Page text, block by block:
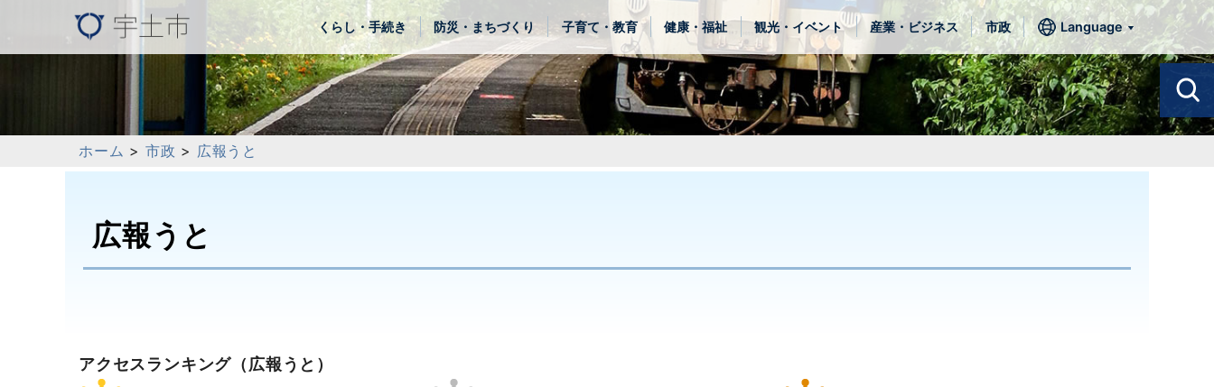
くらし・手続き 防災・まちづくり 子育て・教育 健康・福祉 観光・イベント 産業・ビジネス 市政 Language
ホーム > 市政 > 広報うと
広報うと
アクセスランキング （広報うと）